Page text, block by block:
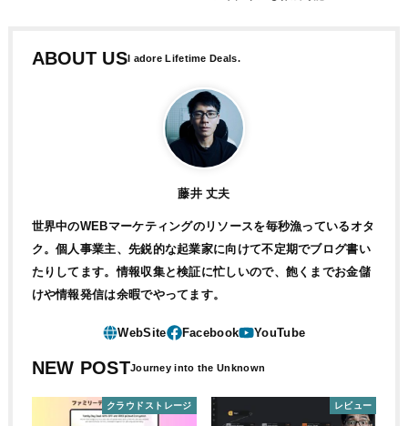
ABOUT US
藤井 丈夫
世界中のWEBマーケティングのリソースを毎秒漁っているオタ
ク。個人事業主、先鋭的な起業家に向けて不定期でブログ書い
たりしてます。情報収集と検証に忙しいので、飽くまでお金儲
けや情報発信は余暇でやってます。
NEW POST
クラウドストレージ レビュー